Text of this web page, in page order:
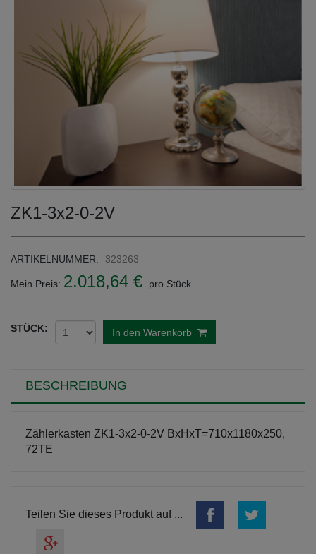
ZK1-3x2-0-2V
ARTIKELNUMMER: 323263
Mein Preis: 2.018,64 € pro Stück
STÜCK: In den Warenkorb
BESCHREIBUNG
Zählerkasten ZK1-3x2-0-2V BxHxT=710x1180x250,
72TE
Teilen Sie dieses Produkt auf ...